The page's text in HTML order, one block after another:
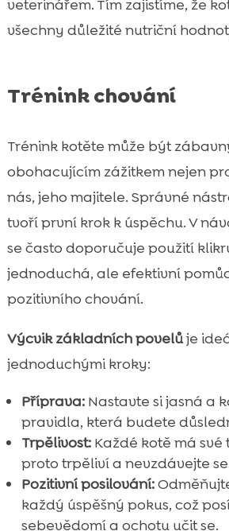
veterinářem. Tím zajistíme, že
všechny důležité nutriční
Trénink chování
Trénink kotěte může být
obohacujícím zážitkem nejen
nás, jeho majitele. Správné
tvoří první krok k úspěchu. V
se často doporučuje použití
jednoduchá, ale efektivní
pozitivního chování.
Výcvik základních povelůje
jednoduchými kroky:
Příprava:Nastavte si jasná a
pravidla, která budete
Trpělivost:Každé kotě má své
proto trpěliví a nevzdávejte
Pozitivní posilování:
každý úspěšný pokus, což
sebevědomí a ochotu učit se.